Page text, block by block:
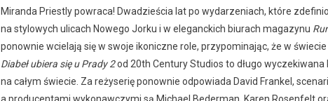
Miranda Priestly powraca! Dwadzieścia lat po wydarzeniach, które
na stylowych ulicach Nowego Jorku i w eleganckich biurach magazynu
ponownie wcielają się w swoje ikoniczne role, przypominając, że w
Diabeł ubiera się u Prady 2od 20th Century Studios to długo
na całym świecie. Za reżyserię ponownie odpowiada David Frankel,